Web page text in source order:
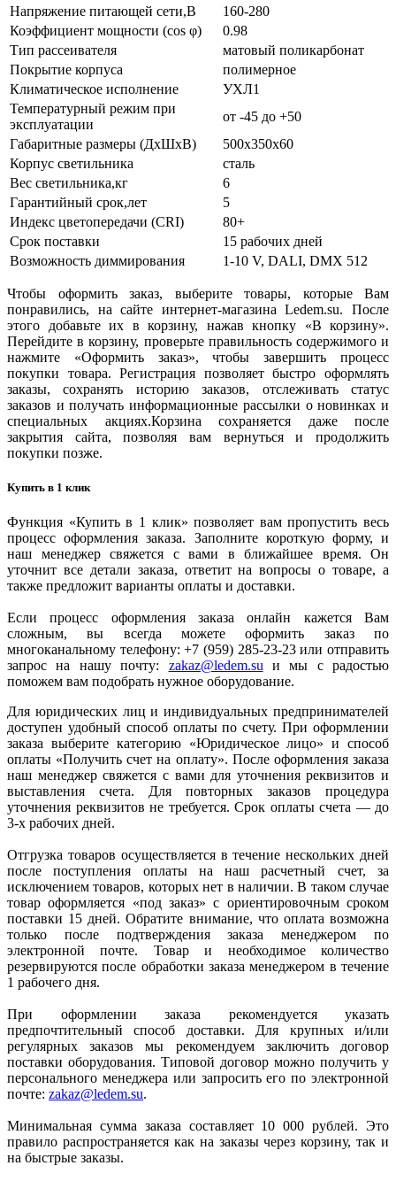
Напряжение питающей сети,В
160-280
Коэффициент мощности (cos φ)
0.98
Тип рассеивателя
матовый поликарбонат
Покрытие корпуса
полимерное
Климатическое исполнение
УХЛ1
Температурный режим при
эксплуатации
от -45 до +50
Габаритные размеры (ДхШхВ)
500х350х60
Корпус светильника
сталь
Вес светильника,кг
6
Гарантийный срок,лет
5
Индекс цветопередачи (CRI)
80+
Срок поставки
15 рабочих дней
Возможность диммирования
1-10 V, DALI, DMX 512
Чтобы оформить заказ, выберите товары, которые Вам
понравились, на сайте интернет-магазина Ledem.su. После
этого добавьте их в корзину, нажав кнопку «В корзину».
Перейдите в корзину, проверьте правильность содержимого и
нажмите «Оформить заказ», чтобы завершить процесс
покупки товара. Регистрация позволяет быстро оформлять
заказы, сохранять историю заказов, отслеживать статус
заказов и получать информационные рассылки о новинках и
специальных акциях.Корзина сохраняется даже после
закрытия сайта, позволяя вам вернуться и продолжить
покупки позже.
Купить в 1 клик
Функция «Купить в 1 клик» позволяет вам пропустить весь
процесс оформления заказа. Заполните короткую форму, и
наш менеджер свяжется с вами в ближайшее время. Он
уточнит все детали заказа, ответит на вопросы о товаре, а
также предложит варианты оплаты и доставки.
Если процесс оформления заказа онлайн кажется Вам
сложным, вы всегда можете оформить заказ по
многоканальному телефону: +7 (959) 285-23-23 или отправить
запрос на нашу почту: zakaz@ledem.su и мы с радостью
поможем вам подобрать нужное оборудование.
Для юридических лиц и индивидуальных предпринимателей
доступен удобный способ оплаты по счету. При оформлении
заказа выберите категорию «Юридическое лицо» и способ
оплаты «Получить счет на оплату». После оформления заказа
наш менеджер свяжется с вами для уточнения реквизитов и
выставления счета. Для повторных заказов процедура
уточнения реквизитов не требуется. Срок оплаты счета — до
3-х рабочих дней.
Отгрузка товаров осуществляется в течение нескольких дней
после поступления оплаты на наш расчетный счет, за
исключением товаров, которых нет в наличии. В таком случае
товар оформляется «под заказ» с ориентировочным сроком
поставки 15 дней. Обратите внимание, что оплата возможна
только после подтверждения заказа менеджером по
электронной почте. Товар и необходимое количество
резервируются после обработки заказа менеджером в течение
1 рабочего дня.
При оформлении заказа рекомендуется указать
предпочтительный способ доставки. Для крупных и/или
регулярных заказов мы рекомендуем заключить договор
поставки оборудования. Типовой договор можно получить у
персонального менеджера или запросить его по электронной
почте: zakaz@ledem.su.
Минимальная сумма заказа составляет 10 000 рублей. Это
правило распространяется как на заказы через корзину, так и
на быстрые заказы.